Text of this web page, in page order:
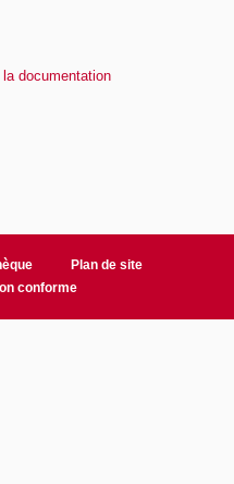
documentation
Plan de site
conforme